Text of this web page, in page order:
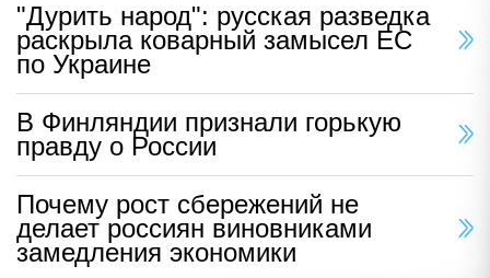
"Дурить народ": русская разведка
раскрыла коварный замысел ЕС
по Украине
В Финляндии признали горькую
правду о России
Почему рост сбережений не
делает россиян виновниками
замедления экономики